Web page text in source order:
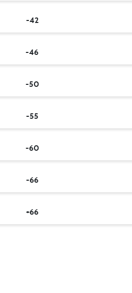
-42
-46
-50
-55
-60
-66
+66